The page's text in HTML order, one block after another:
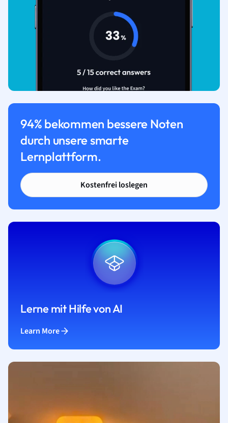
94% bekommen bessere Noten
durch unsere smarte
Lernplattform.
Kostenfrei loslegen
Lerne mit Hilfe von AI
Learn More